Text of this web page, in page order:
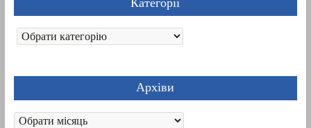
Категорії
Категорії
Архіви
Архіви